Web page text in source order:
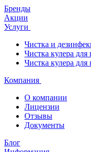
Бренды
Акции
Услуги
Чистка и
Чистка кулера
Чистка кулера
Компания
О компании
Лицензии
Отзывы
Документы
Блог